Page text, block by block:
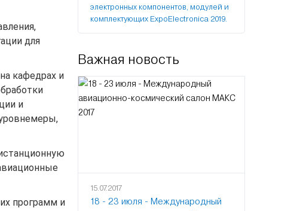
для
кафедрах и
и
программ и
электронных компонентов, модулей и
комплектующих ExpoElectronica 2019.
Важная новость
15.07.2017
18 - 23 июля - Международный